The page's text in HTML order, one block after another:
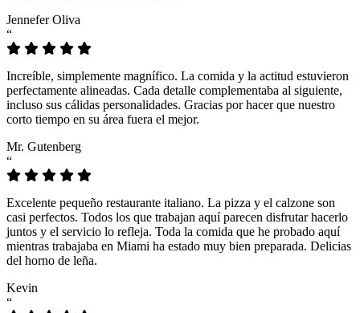
Jennefer Oliva
“
Increíble, simplemente magnífico. La comida y la actitud estuvieron
perfectamente alineadas. Cada detalle complementaba al siguiente,
incluso sus cálidas personalidades. Gracias por hacer que nuestro
corto tiempo en su área fuera el mejor.
Mr. Gutenberg
“
Excelente pequeño restaurante italiano. La pizza y el calzone son
casi perfectos. Todos los que trabajan aquí parecen disfrutar hacerlo
juntos y el servicio lo refleja. Toda la comida que he probado aquí
mientras trabajaba en Miami ha estado muy bien preparada. Delicias
del horno de leña.
Kevin
“